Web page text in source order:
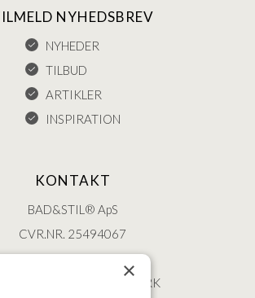
NYHEDSBREV
NYHEDER
TILBUD
ARTIKLER
INSPIRATION
KONTAKT
BAD&STIL® ApS
CVR.NR. 25494067
ØSTERBROGADE 202
KØBENHAVN • DANMARK
×